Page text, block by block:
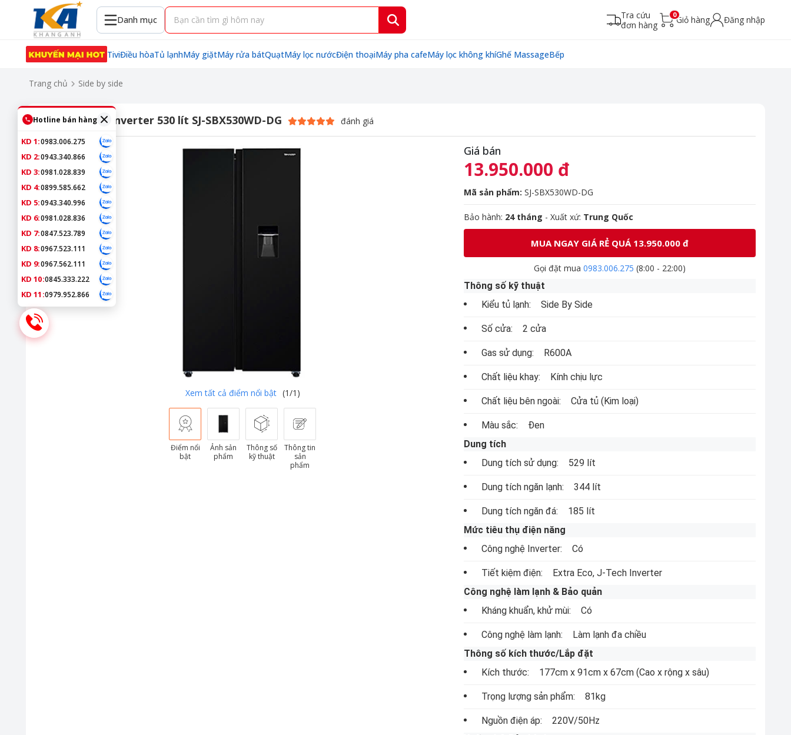
Danh mục
Tra cứu
đơn hàng
0Giỏ hàng Đăng nhập
TiviĐiều hòaTủ lạnhMáy giặtMáy rửa bátQuạtMáy lọc nướcĐiện thoạiMáy pha cafeMáy lọc không khíGhế MassageBếp
Trang chủ Side by side
Tủ lạnh Sharp Inverter 530 lít SJ-SBX530WD-DG đánh giá
Xem tất cả điểm nổi bật (1/1)
Điểm nổi
bật
Ảnh sản
phẩm
Thông số
kỹ thuật
Thông tin
sản
phẩm
Giá bán
13.950.000 đ
Mã sản phẩm: SJ-SBX530WD-DG
Bảo hành: 24 tháng - Xuất xứ: Trung Quốc
MUA NGAY GIÁ RẺ QUÁ 13.950.000 đ
Gọi đặt mua 0983.006.275 (8:00 - 22:00)
Thông số kỹ thuật
Kiểu tủ lạnh:
Side By Side
Số cửa: 2 cửa
Gas sử dụng: R600A
Chất liệu khay: Kính chịu lực
Chất liệu bên ngoài: Cửa tủ (Kim loại)
Màu sắc:
Đen
Dung tích
Dung tích sử dụng:
529 lít
Dung tích ngăn lạnh: 344 lít
Dung tích ngăn đá:
185 lít
Mức tiêu thụ điện năng
Công nghệ Inverter:
Có
Tiết kiệm điện:
Extra Eco, J-Tech Inverter
Công nghệ làm lạnh & Bảo quản
Kháng khuẩn, khử mùi:
Có
Công nghệ làm lạnh:
Làm lạnh đa chiều
Thông số kích thước/Lắp đặt
Kích thước:
177cm x 91cm x 67cm (Cao x rộng x sâu)
Trọng lượng sản phẩm: 81kg
Nguồn điện áp:
220V/50Hz
Hotline bán hàng
KD 1:0983.006.275
KD 2:0943.340.866
KD 3:0981.028.839
KD 4:0899.585.662
KD 5:0943.340.996
KD 6:0981.028.836
KD 7:0847.523.789
KD 8:0967.523.111
KD 9:0967.562.111
KD 10:0845.333.222
KD 11:0979.952.866